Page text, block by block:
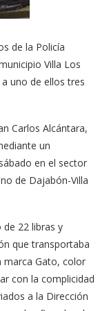
de la Policía
Villa Los
uno de ellos tres
Carlos Alcántara,
un
en el sector
de Dajabón-Villa
de 22 libras y
que transportaba
marca Gato, color
con la complicidad
a la Dirección